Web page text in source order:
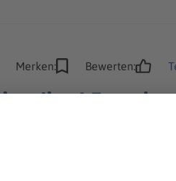
Merken: Bewerten:
der Nase zu jucken und die
wollen jetzt eine Lösung